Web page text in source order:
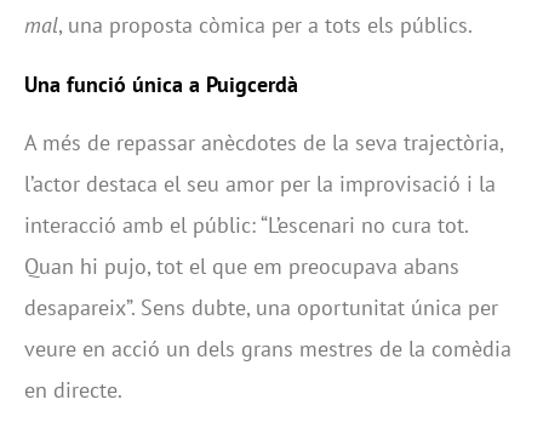
mal, una proposta còmica per a tots els públics.
Una funció única a Puigcerdà
A més de repassar anècdotes de la seva trajectòria,
l’actor destaca el seu amor per la improvisació i la
interacció amb el públic: “L’escenari no cura tot.
Quan hi pujo, tot el que em preocupava abans
desapareix”. Sens dubte, una oportunitat única per
veure en acció un dels grans mestres de la comèdia
en directe.